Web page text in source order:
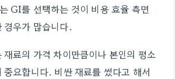
GI를 선택하는 것이 비용 효율 측면
경우가 많습니다.
재료의 가격 차이만큼이나 본인의 평소
중요합니다. 비싼 재료를 썼다고 해서